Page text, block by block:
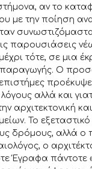
αν το
με την ποίηση
παρουσιάσεις
τότε, σε μια
παραγωγής. Ο
προέκυψε
αλλά και
αρχιτεκτονική
Το
δρόμους, αλλά ο
ο
Έγραφα πάντοτε